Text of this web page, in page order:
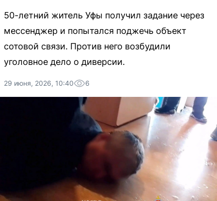
50-летний житель Уфы получил задание через
мессенджер и попытался поджечь объект
сотовой связи. Против него возбудили
уголовное дело о диверсии.
29 июня, 2026, 10:40 6